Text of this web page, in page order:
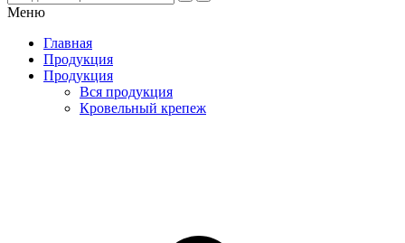
Меню
Главная
Продукция
Продукция
Вся продукция
Кровельный крепеж